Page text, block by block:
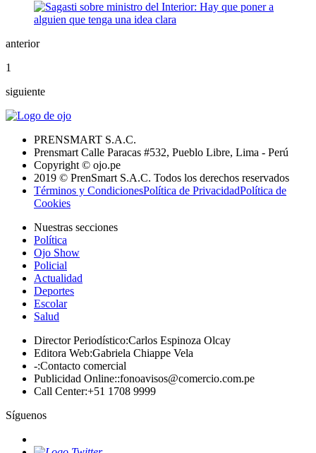
anterior
1
siguiente
PRENSMART S.A.C.
Prensmart Calle Paracas #532, Pueblo Libre, Lima - Perú
Copyright © ojo.pe
2019 © PrenSmart S.A.C. Todos los derechos reservados
Términos y CondicionesPolítica de PrivacidadPolítica de
Cookies
Nuestras secciones
Política
Ojo Show
Policial
Actualidad
Deportes
Escolar
Salud
Director Periodístico:Carlos Espinoza Olcay
Editora Web:Gabriela Chiappe Vela
-:Contacto comercial
Publicidad Online::fonoavisos@comercio.com.pe
Call Center:+51 1708 9999
Síguenos